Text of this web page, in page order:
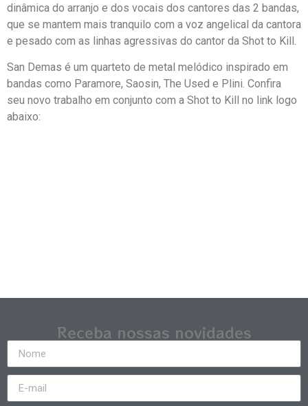
dinâmica do arranjo e dos vocais dos cantores das 2 bandas,
que se mantem mais tranquilo com a voz angelical da cantora
e pesado com as linhas agressivas do cantor da Shot to Kill.
San Demas é um quarteto de metal melódico inspirado em
bandas como Paramore, Saosin, The Used e Plini. Confira
seu novo trabalho em conjunto com a Shot to Kill no link logo
abaixo:
Receba nossas novidades